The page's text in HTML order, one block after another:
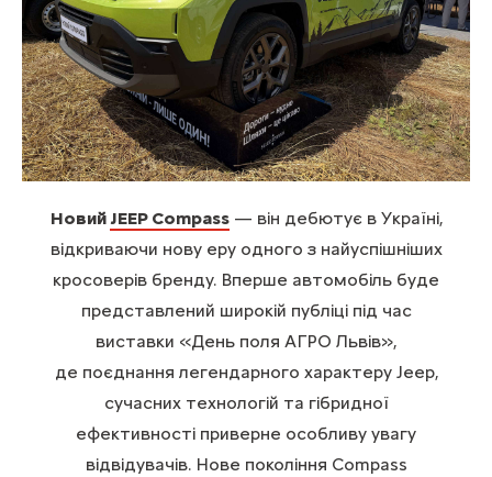
НовийJEEP Compass— він дебютує в Україні,
відкриваючи нову еру одного з найуспішніших
кросоверів бренду. Вперше автомобіль буде
представлений широкій публіці під час
виставки «День поля АГРО Львів»,
де поєднання легендарного характеру Jeep,
сучасних технологій та гібридної
ефективності приверне особливу увагу
відвідувачів. Нове покоління Compass